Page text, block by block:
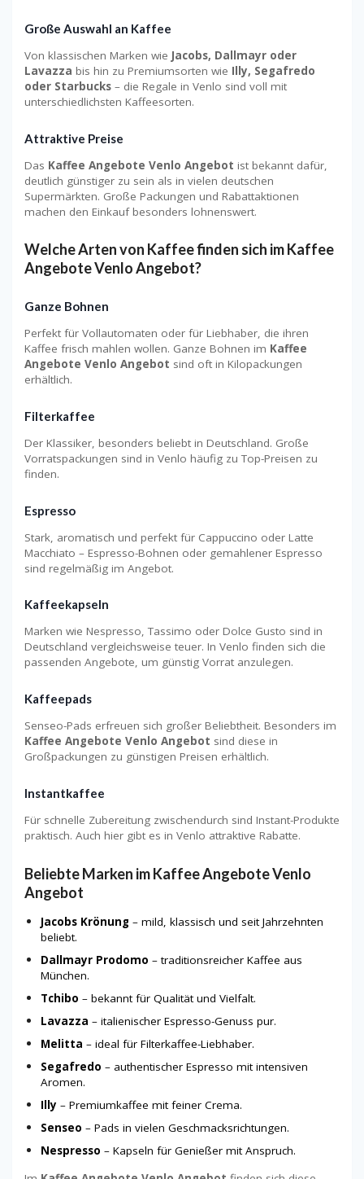
Große Auswahl an Kaffee
Von klassischen Marken wie Jacobs, Dallmayr oder
Lavazza bis hin zu Premiumsorten wie Illy, Segafredo
oder Starbucks – die Regale in Venlo sind voll mit
unterschiedlichsten Kaffeesorten.
Attraktive Preise
Das Kaffee Angebote Venlo Angebot ist bekannt dafür,
deutlich günstiger zu sein als in vielen deutschen
Supermärkten. Große Packungen und Rabattaktionen
machen den Einkauf besonders lohnenswert.
Welche Arten von Kaffee finden sich im Kaffee
Angebote Venlo Angebot?
Ganze Bohnen
Perfekt für Vollautomaten oder für Liebhaber, die ihren
Kaffee frisch mahlen wollen. Ganze Bohnen im Kaffee
Angebote Venlo Angebot sind oft in Kilopackungen
erhältlich.
Filterkaffee
Der Klassiker, besonders beliebt in Deutschland. Große
Vorratspackungen sind in Venlo häufig zu Top-Preisen zu
finden.
Espresso
Stark, aromatisch und perfekt für Cappuccino oder Latte
Macchiato – Espresso-Bohnen oder gemahlener Espresso
sind regelmäßig im Angebot.
Kaffeekapseln
Marken wie Nespresso, Tassimo oder Dolce Gusto sind in
Deutschland vergleichsweise teuer. In Venlo finden sich die
passenden Angebote, um günstig Vorrat anzulegen.
Kaffeepads
Senseo-Pads erfreuen sich großer Beliebtheit. Besonders im
Kaffee Angebote Venlo Angebot sind diese in
Großpackungen zu günstigen Preisen erhältlich.
Instantkaffee
Für schnelle Zubereitung zwischendurch sind Instant-Produkte
praktisch. Auch hier gibt es in Venlo attraktive Rabatte.
Beliebte Marken im Kaffee Angebote Venlo
Angebot
Jacobs Krönung – mild, klassisch und seit Jahrzehnten
beliebt.
Dallmayr Prodomo – traditionsreicher Kaffee aus
München.
Tchibo – bekannt für Qualität und Vielfalt.
Lavazza – italienischer Espresso-Genuss pur.
Melitta – ideal für Filterkaffee-Liebhaber.
Segafredo – authentischer Espresso mit intensiven
Aromen.
Illy – Premiumkaffee mit feiner Crema.
Senseo – Pads in vielen Geschmacksrichtungen.
Nespresso – Kapseln für Genießer mit Anspruch.